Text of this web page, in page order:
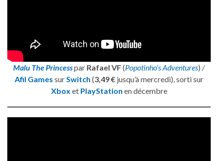
Malu The Princesspar Rafael VF(Popotinho’s Adventures) /
Afil Games sur Switch (3,49 € jusqu’à mercredi), sorti sur
Xbox et PlayStation en décembre